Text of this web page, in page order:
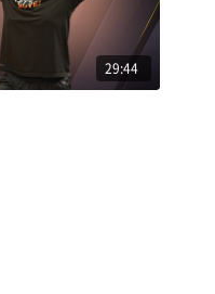
29:44